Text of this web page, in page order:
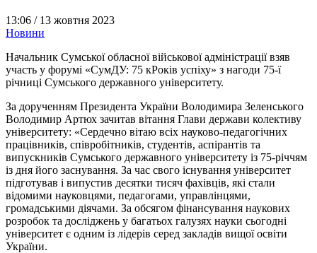
13:06 / 13 жовтня 2023
Новини
Начальник Сумської обласної військової адміністрації взяв
участь у форумі «СумДУ: 75 кРоків успіху» з нагоди 75-ї
річниці Сумського державного університету.
За дорученням Президента України Володимира Зеленського
Володимир Артюх зачитав вітання Глави держави колективу
університету: «Сердечно вітаю всіх науково-педагогічних
працівників, співробітників, студентів, аспірантів та
випускників Сумського державного університету із 75-річчям
із дня його заснування. За час свого існування університет
підготував і випустив десятки тисяч фахівців, які стали
відомими науковцями, педагогами, управлінцями,
громадськими діячами. За обсягом фінансування наукових
розробок та досліджень у багатьох галузях науки сьогодні
університет є одним із лідерів серед закладів вищої освіти
України.